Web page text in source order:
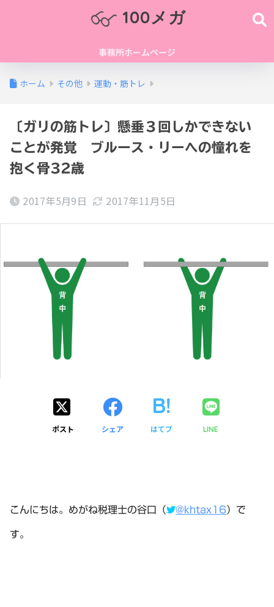
100メガ
事務所ホームページ
ホーム その他 運動・筋トレ
〔ガリの筋トレ〕懸垂３回しかできない
ことが発覚 ブルース・リーへの憧れを
抱く骨32歳
2017年5月9日 2017年11月5日
ポスト シェア はてブ LINE
こんにちは。めがね税理士の谷口（ @khtax16）で
す。